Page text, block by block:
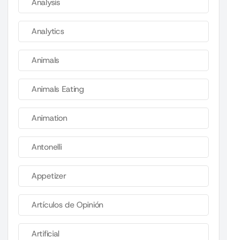
Analysis
Analytics
Animals
Animals Eating
Animation
Antonelli
Appetizer
Artículos de Opinión
Artificial